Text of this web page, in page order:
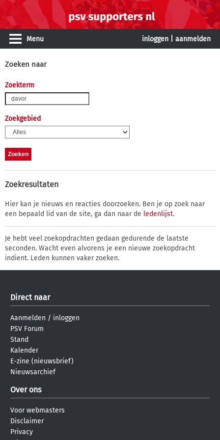
Menu inloggen aanmelden
Zoeken naar
Zoekterm
Zoekgebied
Zoekresultaten
Hier kan je nieuws en reacties doorzoeken. Ben je op zoek naar
een bepaald lid van de site, ga dan naar de ledenlijst.
Je hebt veel zoekopdrachten gedaan gedurende de laatste
seconden. Wacht even alvorens je een nieuwe zoekopdracht
indient. Leden kunnen vaker zoeken.
Direct naar
Aanmelden / inloggen
PSV Forum
Stand
Kalender
E-zine (nieuwsbrief)
Nieuwsarchief
Over ons
Voor webmasters
Disclaimer
Privacy